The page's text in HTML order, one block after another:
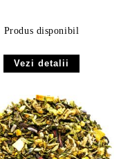
Produs disponibil
Vezi detalii